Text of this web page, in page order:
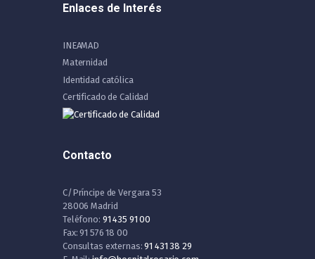
Enlaces de Interés
INEAMAD
Maternidad
Identidad católica
Certificado de Calidad
Contacto
C/Príncipe de Vergara 53
28006 Madrid
Teléfono: 91 435 91 00
Fax: 91 576 18 00
Consultas externas:91 431 38 29